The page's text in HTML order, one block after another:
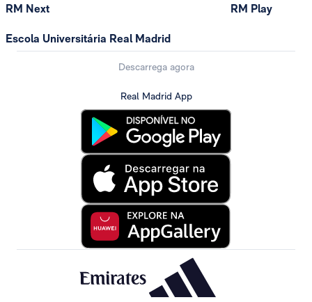
RM Next
Escola Universitária Real Madrid
RM Play
Descarrega agora
Real Madrid App